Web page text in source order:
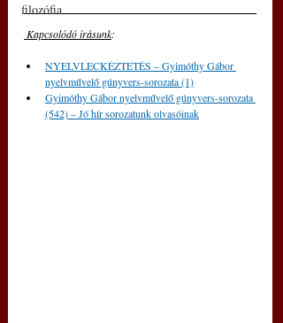
filozófia
Kapcsolódó írásunk:
NYELVLECKÉZTETÉS – Gyimóthy Gábor
nyelvművelő gúnyvers-sorozata (1)
Gyimóthy Gábor nyelvművelő gúnyvers-sorozata
(542) – Jó hír sorozatunk olvasóinak